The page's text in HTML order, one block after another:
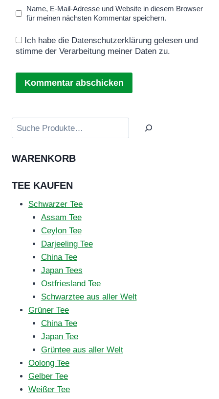
Name, E-Mail-Adresse und Website in diesem Browser
für meinen nächsten Kommentar speichern.
Ich habe die Datenschutzerklärung gelesen und
stimme der Verarbeitung meiner Daten zu.
Suchen
WARENKORB
TEE KAUFEN
Schwarzer Tee
Assam Tee
Ceylon Tee
Darjeeling Tee
China Tee
Japan Tees
Ostfriesland Tee
Schwarztee aus aller Welt
Grüner Tee
China Tee
Japan Tee
Grüntee aus aller Welt
Oolong Tee
Gelber Tee
Weißer Tee